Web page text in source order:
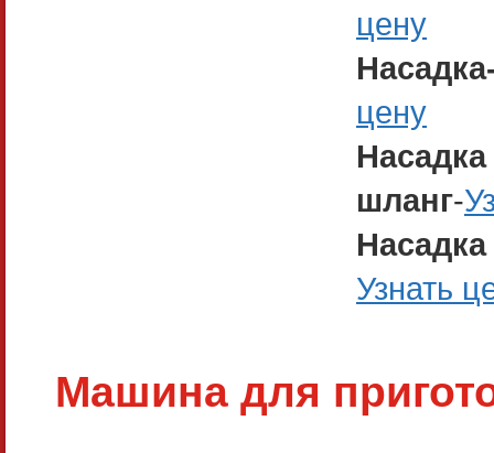
цену
цену
Насадка
шланг-
Насадка
Узнать
Машина для